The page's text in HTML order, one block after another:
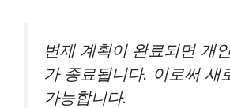
변제 계획이 완료되면 개
가 종료됩니다. 이로써 새
가능합니다.